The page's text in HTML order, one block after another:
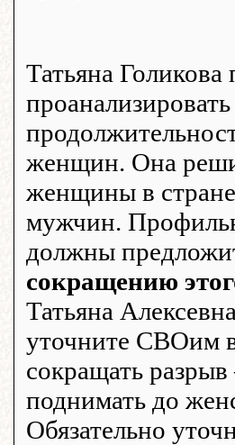
Татьяна Голикова
женщин. Она
женщины в
мужчин.
должны
сокращению
Татьяна
уточните СВОим
сокращать
поднимать до
Обязательно